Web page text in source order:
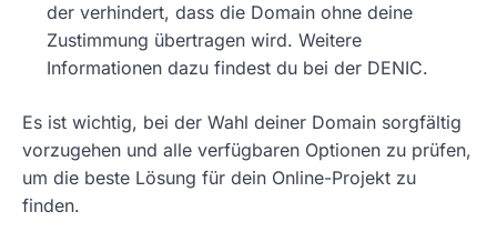
der verhindert, dass die Domain ohne deine
Zustimmung übertragen wird. Weitere
Informationen dazu findest du bei der DENIC.
Es ist wichtig, bei der Wahl deiner Domain sorgfältig
vorzugehen und alle verfügbaren Optionen zu prüfen,
um die beste Lösung für dein Online-Projekt zu
finden.